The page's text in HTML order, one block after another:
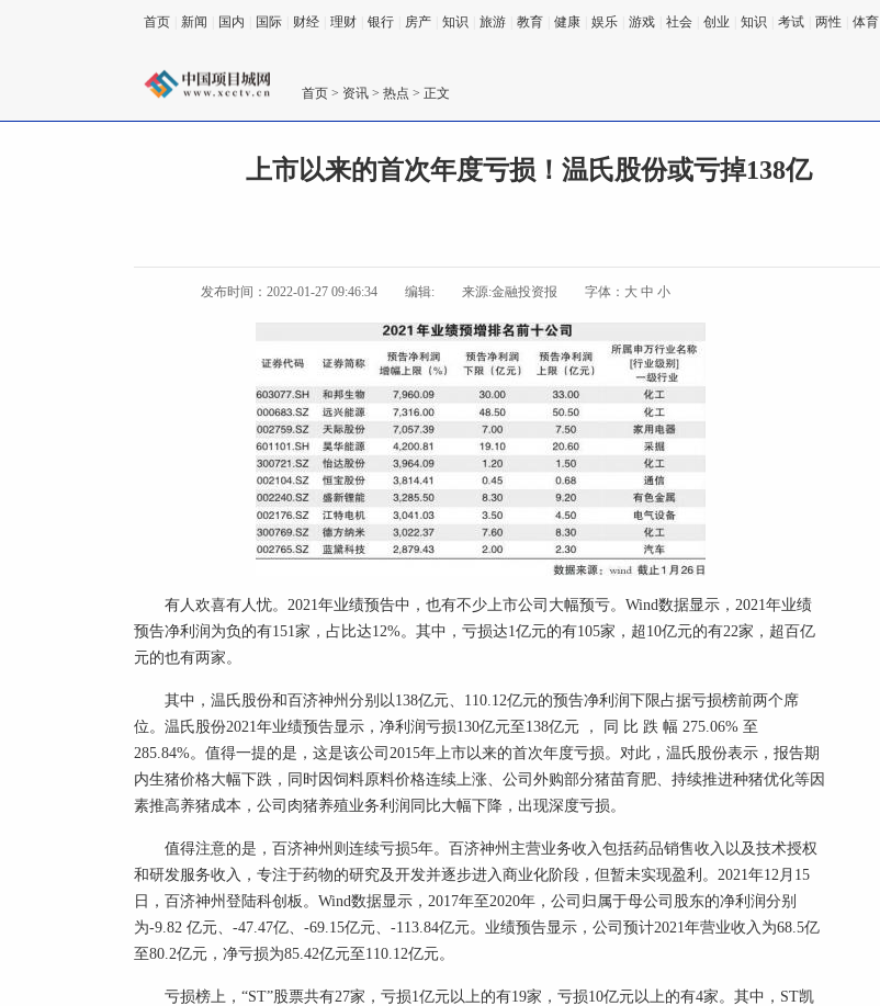
首页 新闻 国内 国际 财经 理财 银行 房产 知识 旅游 教育 健康 娱乐 游戏 社会 创业 知识 考试 两性 体育
首页 > 资讯 > 热点 > 正文
上市以来的首次年度亏损！温氏股份或亏掉138亿
发布时间：2022-01-27 09:46:34 编辑: 来源:金融投资报 字体： 大 中 小
有人欢喜有人忧。2021年业绩预告中，也有不少上市公司大幅预亏。Wind数据显示，2021年业绩
预告净利润为负的有151家，占比达12%。其中，亏损达1亿元的有105家，超10亿元的有22家，超百亿
元的也有两家。
其中，温氏股份和百济神州分别以138亿元、110.12亿元的预告净利润下限占据亏损榜前两个席
位。温氏股份2021年业绩预告显示，净利润亏损130亿元至138亿元 ， 同 比 跌 幅 275.06% 至
285.84%。值得一提的是，这是该公司2015年上市以来的首次年度亏损。对此，温氏股份表示，报告期
内生猪价格大幅下跌，同时因饲料原料价格连续上涨、公司外购部分猪苗育肥、持续推进种猪优化等因
素推高养猪成本，公司肉猪养殖业务利润同比大幅下降，出现深度亏损。
值得注意的是，百济神州则连续亏损5年。百济神州主营业务收入包括药品销售收入以及技术授权
和研发服务收入，专注于药物的研究及开发并逐步进入商业化阶段，但暂未实现盈利。2021年12月15
日，百济神州登陆科创板。Wind数据显示，2017年至2020年，公司归属于母公司股东的净利润分别
为-9.82 亿元、-47.47亿、-69.15亿元、-113.84亿元。业绩预告显示，公司预计2021年营业收入为68.5亿
至80.2亿元，净亏损为85.42亿元至110.12亿元。
亏损榜上，“ST”股票共有27家，亏损1亿元以上的有19家，亏损10亿元以上的有4家。其中，ST凯